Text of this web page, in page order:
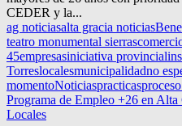
CEDER y la...
ag noticiasalta gracia noticias
teatro monumental sierras
45empresasiniciativa provincial
Torreslocalesmunicipalidadno
momentoNoticiaspracticasproceso
Programa de Empleo +26 en Alta
Locales